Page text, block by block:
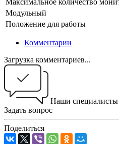
Модульный
Положение для работы
Комментарии
Загрузка комментариев...
Наши специалисты
Задать вопрос
Поделиться